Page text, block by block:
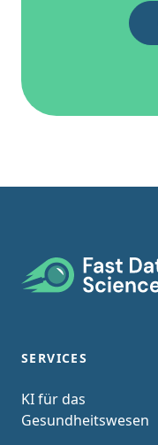
Footer
SERVICES
KI für das
Gesundheitswesen